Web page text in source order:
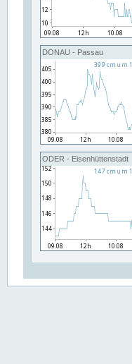
DONAU - Passau
ODER - Eisenhüttenstadt